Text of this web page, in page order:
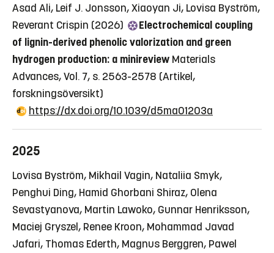
Asad Ali, Leif J. Jonsson, Xiaoyan Ji, Lovisa Byström,
Reverant Crispin (2026)
Electrochemical coupling
of lignin-derived phenolic valorization and green
hydrogen production: a minireview Materials
Advances, Vol. 7, s. 2563-2578 (Artikel,
forskningsöversikt)
https://dx.doi.org/10.1039/d5ma01203a
2025
Lovisa Byström, Mikhail Vagin, Nataliia Smyk,
Penghui Ding, Hamid Ghorbani Shiraz, Olena
Sevastyanova, Martin Lawoko, Gunnar Henriksson,
Maciej Gryszel, Renee Kroon, Mohammad Javad
Jafari, Thomas Ederth, Magnus Berggren, Pawel